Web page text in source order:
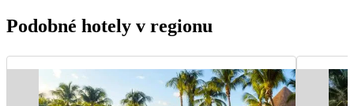
Podobné hotely v regionu